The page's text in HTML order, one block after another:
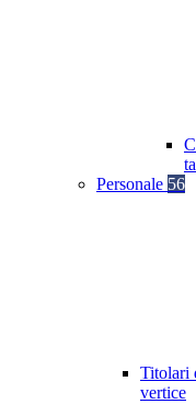
Personale 56
Titolari
vertice